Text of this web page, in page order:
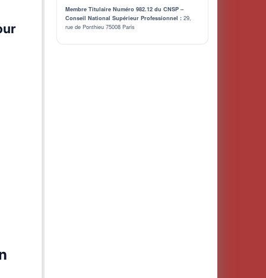
Membre Titulaire Numéro 982.12 du CNSP –
Conseil National Supérieur Professionnel :29,
rue de Ponthieu 75008 Paris